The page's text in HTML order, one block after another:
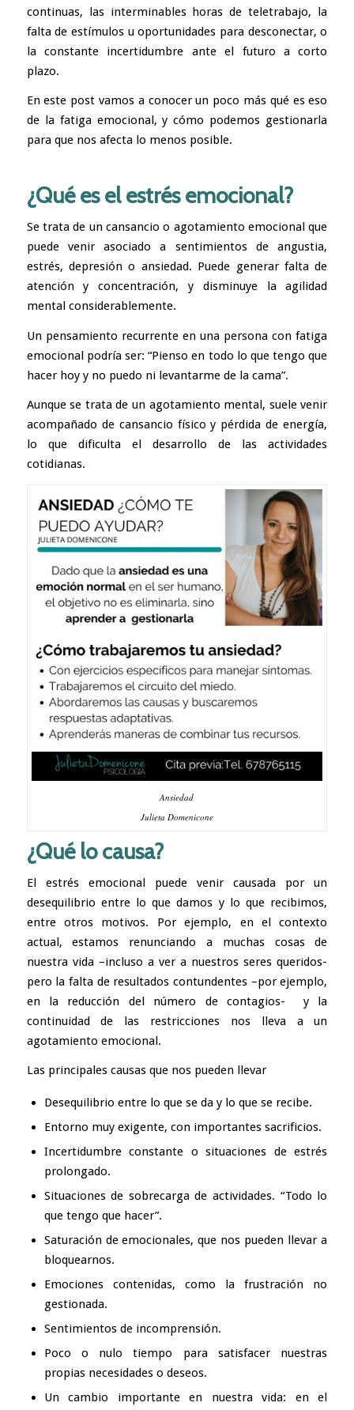
continuas, las interminables horas de teletrabajo, la
falta de estímulos u oportunidades para desconectar, o
la constante incertidumbre ante el futuro a corto
plazo.
En este post vamos a conocer un poco más qué es eso
de la fatiga emocional, y cómo podemos gestionarla
para que nos afecta lo menos posible.
¿Qué es el estrés emocional?
Se trata de un cansancio o agotamiento emocional que
puede venir asociado a sentimientos de angustia,
estrés, depresión o ansiedad. Puede generar falta de
atención y concentración, y disminuye la agilidad
mental considerablemente.
Un pensamiento recurrente en una persona con fatiga
emocional podría ser: “Pienso en todo lo que tengo que
hacer hoy y no puedo ni levantarme de la cama”.
Aunque se trata de un agotamiento mental, suele venir
acompañado de cansancio físico y pérdida de energía,
lo que dificulta el desarrollo de las actividades
cotidianas.
Ansiedad
Julieta Domenicone
¿Qué lo causa?
El estrés emocional puede venir causada por un
desequilibrio entre lo que damos y lo que recibimos,
entre otros motivos. Por ejemplo, en el contexto
actual, estamos renunciando a muchas cosas de
nuestra vida –incluso a ver a nuestros seres queridos-
pero la falta de resultados contundentes –por ejemplo,
en la reducción del número de contagios- y la
continuidad de las restricciones nos lleva a un
agotamiento emocional.
Las principales causas que nos pueden llevar
Desequilibrio entre lo que se da y lo que se recibe.
Entorno muy exigente, con importantes sacrificios.
Incertidumbre constante o situaciones de estrés
prolongado.
Situaciones de sobrecarga de actividades. “Todo lo
que tengo que hacer”.
Saturación de emocionales, que nos pueden llevar a
bloquearnos.
Emociones contenidas, como la frustración no
gestionada.
Sentimientos de incomprensión.
Poco o nulo tiempo para satisfacer nuestras
propias necesidades o deseos.
Un cambio importante en nuestra vida: en el